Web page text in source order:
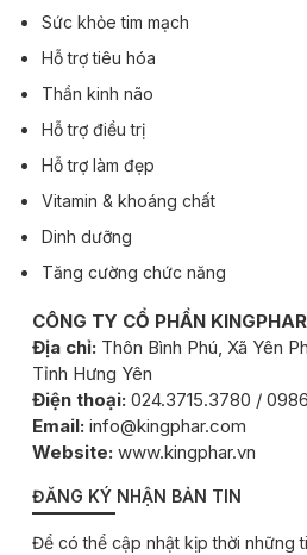
Sức khỏe tim mạch
Hỗ trợ tiêu hóa
Thần kinh não
Hỗ trợ điều trị
Hỗ trợ làm đẹp
Vitamin & khoáng chất
Dinh dưỡng
Tăng cường chức năng
CÔNG TY CỔ PHẦN
Địa chỉ: Thôn Bình Phú, Xã Yên
Tỉnh Hưng Yên
Điện thoại: 024.3715.3780 /
Email: info@kingphar.com
Website: www.kingphar.vn
ĐĂNG KÝ NHẬN BẢN TIN
Để có thể cập nhật kịp thời những